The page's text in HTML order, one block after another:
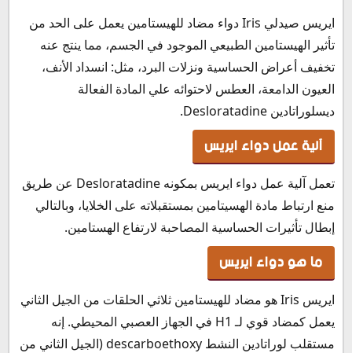
ايريس قبل ولا بعد الأكل
سعر ايريس في مصر
بديل ايريس
سعر ايريس في السعودية
سعر ايريس في الأردن
سعر ايريس في الإمارات
سعر ايريس في الكويت
سعر ايريس في لبنان
سعر ايريس في قطر
سعر ايريس في عمان
سعر ايريس في البحرين
طريقة حفظ وتخزين ايريس Iris
ايريس صيدلي Iris دواء مضاد للهيستامين يعمل على الحد من
تأثير الهيستامين الطبيعي الموجود في الجسم، مما ينتج عنه
تخفيف أعراض الحساسية ونزلات البرد، مثل: انسداد الأنف،
العيون الدامعة، العطس لاحتوائه علي المادة الفعالة
ديسلوراتادين Desloratadine.
آلية عمل دواء ايريس
تعمل آلية عمل دواء ايريس بمكونه Desloratadine عن طريق
منع ارتباط مادة الهسيتامين بمستقبلاته على الخلايا، وبالتالي
إبطال تأثيرات الحساسية المصاحبة لارتفاع الهستامين.
ما هو دواء ايريس
ايريس Iris هو مضاد للهيستامين ثلاثي الحلقات من الجيل الثاني
يعمل كمضاد قوي لـ H1 في الجهاز العصبي المحيطي. إنه
مستقلب لوراتادين النشط descarboethoxy (الجيل الثاني من